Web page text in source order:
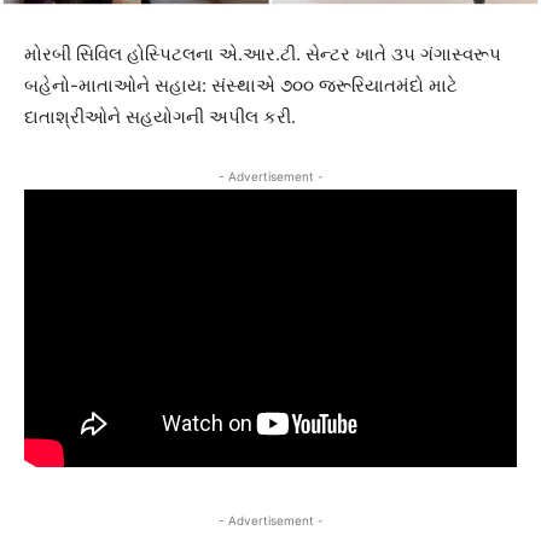
મોરબી સિવિલ હોસ્પિટલના એ.આર.ટી. સેન્ટર ખાતે ૩૫ ગંગાસ્વરૂપ
બહેનો-માતાઓને સહાય: સંસ્થાએ ૭૦૦ જરૂરિયાતમંદો માટે
દાતાશ્રીઓને સહયોગની અપીલ કરી.
- Advertisement -
- Advertisement -